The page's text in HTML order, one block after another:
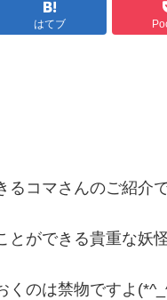
はてブ
コマさんのご紹介
とができる貴重な妖
くのは禁物ですよ